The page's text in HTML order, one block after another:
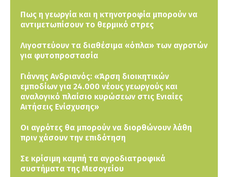
Πως η γεωργία και η κτηνοτροφία μπορούν να
αντιμετωπίσουν το θερμικό στρες
Λιγοστεύουν τα διαθέσιμα «όπλα» των αγροτών
για φυτοπροστασία
Γιάννης Ανδριανός: «Άρση διοικητικών
εμποδίων για 24.000 νέους γεωργούς και
αναλογικό πλαίσιο κυρώσεων στις Ενιαίες
Αιτήσεις Ενίσχυσης»
Οι αγρότες θα μπορούν να διορθώνουν λάθη
πριν χάσουν την επιδότηση
Σε κρίσιμη καμπή τα αγροδιατροφικά
συστήματα της Μεσογείου